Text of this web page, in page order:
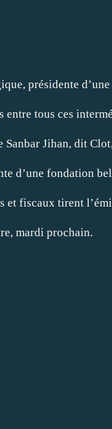
présidente
tous ces
Jihan, dit
d’une fondation
fiscaux tirent
mardi prochain.